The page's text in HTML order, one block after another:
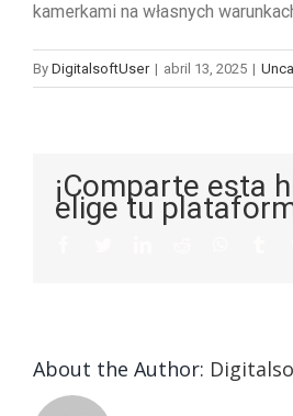
kamerkami na własnych
By DigitalsoftUser | abril 13, 2025 |
¡Comparte esta
elige tu
About the Author: